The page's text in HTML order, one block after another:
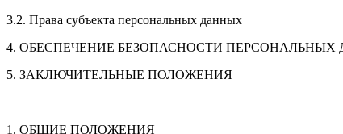
3.2. Права субъекта персональных данных
4. ОБЕСПЕЧЕНИЕ БЕЗОПАСНОСТИ
5. ЗАКЛЮЧИТЕЛЬНЫЕ ПОЛОЖЕНИЯ
1. ОБЩИЕ ПОЛОЖЕНИЯ